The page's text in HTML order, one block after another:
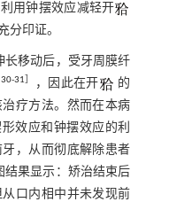
用钟摆效应减轻开
分印证。
长移动后，受牙周膜纤
30-31 ，因此在开
的
疗方法。然而在本病
效应和钟摆效应的利
，从而彻底解除患者
结果显示：矫治结束后
口内相中并未发现前